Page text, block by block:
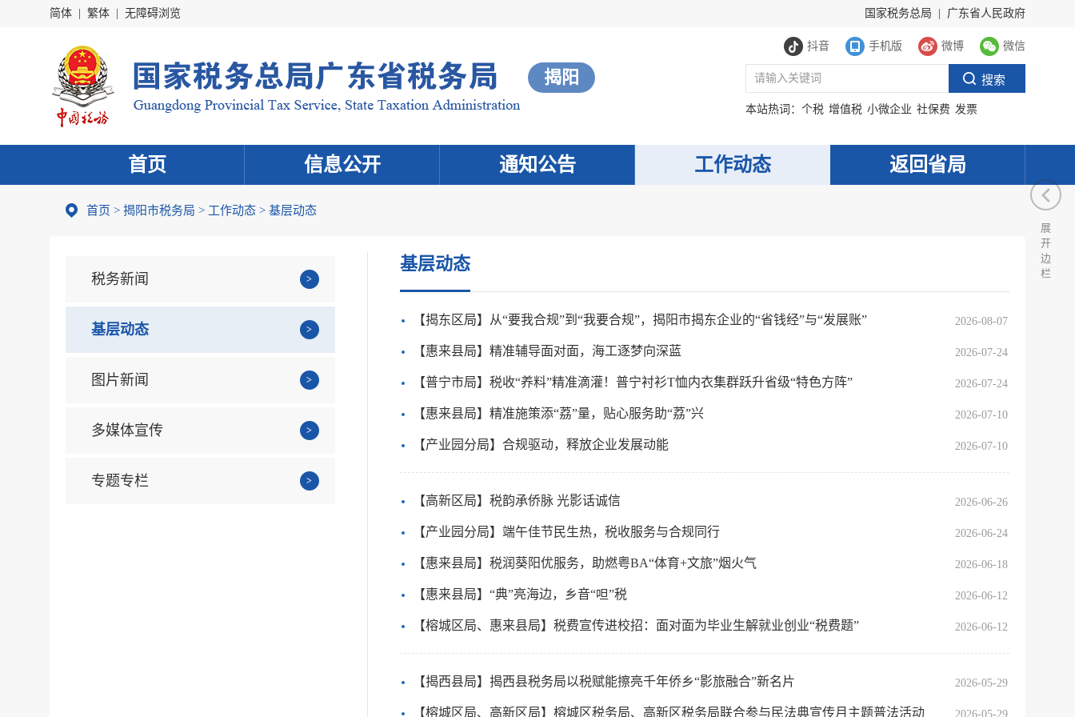
简体 繁体 无障碍浏览 国家税务总局 广东省人民政府
抖音 手机版 微博 微信
揭阳
本站热词： 个税 增值税 小微企业 社保费 发票
首页 信息公开 通知公告 工作动态 返回省局
首页 > 揭阳市税务局 > 工作动态 > 基层动态
税务新闻
基层动态
图片新闻
多媒体宣传
专题专栏
基层动态
【揭东区局】从“要我合规”到“我要合规”，揭阳市揭东企业的“省钱经”与“发展账” 2026-08-07
【惠来县局】精准辅导面对面，海工逐梦向深蓝 2026-07-24
【普宁市局】税收“养料”精准滴灌！普宁衬衫T恤内衣集群跃升省级“特色方阵” 2026-07-24
【惠来县局】精准施策添“荔”量，贴心服务助“荔”兴 2026-07-10
【产业园分局】合规驱动，释放企业发展动能 2026-07-10
【高新区局】税韵承侨脉 光影话诚信 2026-06-26
【产业园分局】端午佳节民生热，税收服务与合规同行 2026-06-24
【惠来县局】税润葵阳优服务，助燃粤BA“体育+文旅”烟火气 2026-06-18
【惠来县局】“典”亮海边，乡音“呾”税 2026-06-12
【榕城区局、惠来县局】税费宣传进校招：面对面为毕业生解就业创业“税费题” 2026-06-12
【揭西县局】揭西县税务局以税赋能擦亮千年侨乡“影旅融合”新名片 2026-05-29
【榕城区局、高新区局】榕城区税务局、高新区税务局联合参与民法典宣传月主题普法活动 2026-05-29
展
开
边
栏